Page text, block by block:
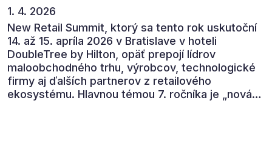
1. 4. 2026
New Retail Summit, ktorý sa tento rok uskutoční
14. až 15. apríla 2026 v Bratislave v hoteli
DoubleTree by Hilton, opäť prepojí lídrov
maloobchodného trhu, výrobcov, technologické
firmy aj ďalších partnerov z retailového
ekosystému. Hlavnou témou 7. ročníka je „nová